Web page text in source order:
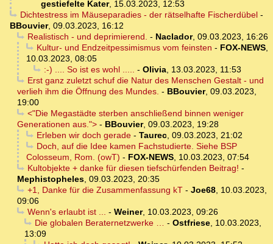
gestiefelte Kater, 15.03.2023, 12:53
Dichtestress im Mäuseparadies - der rätselhafte Fischerdübel-
BBouvier, 09.03.2023, 16:12
Realistisch - und deprimierend. - Naclador, 09.03.2023, 16:26
Kultur- und Endzeitpessimismus vom feinsten - FOX-NEWS,
10.03.2023, 08:05
:-) .... So ist es wohl ..... - Olivia, 13.03.2023, 11:53
Erst ganz zuletzt schuf die Natur des Menschen Gestalt - und
verlieh ihm die Öffnung des Mundes. - BBouvier, 09.03.2023,
19:00
<"Die Megastädte sterben anschließend binnen weniger
Generationen aus."> - BBouvier, 09.03.2023, 19:28
Erleben wir doch gerade- Taurec, 09.03.2023, 21:02
Doch, auf die Idee kamen Fachstudierte. Siehe BSP
Colosseum, Rom. (owT) - FOX-NEWS, 10.03.2023, 07:54
Kultobjekte + danke für diesen tiefschürfenden Beitrag! -
Mephistopheles, 09.03.2023, 20:35
+1, Danke für die Zusammenfassung kT- Joe68, 10.03.2023,
09:06
Wenn's erlaubt ist ... - Weiner, 10.03.2023, 09:26
Die globalen Beraternetzwerke … - Ostfriese, 10.03.2023,
13:09